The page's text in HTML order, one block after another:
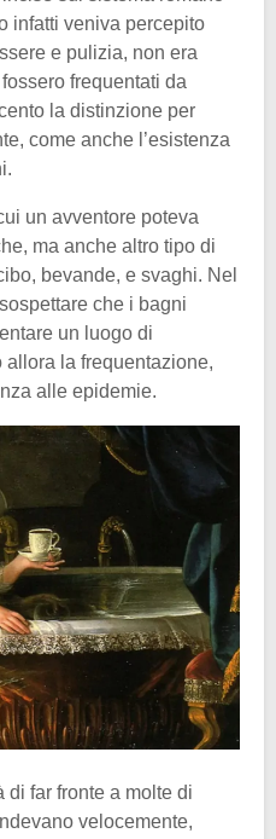
infatti veniva percepito
e pulizia, non era
frequentati da
la distinzione per
come anche l’esistenza
un avventore poteva
ma anche altro tipo di
bevande, e svaghi. Nel
che i bagni
un luogo di
allora la frequentazione,
alle epidemie.
far fronte a molte di
velocemente,